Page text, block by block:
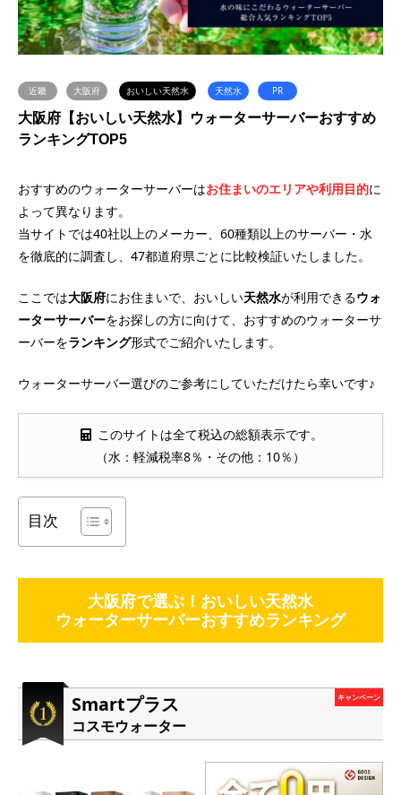
近畿 大阪府 おいしい天然水 天然水 PR
大阪府【おいしい天然水】ウォーターサーバーおすすめ
ランキングTOP5
おすすめのウォーターサーバーはお住まいのエリアや利用目的に
よって異なります。
当サイトでは40社以上のメーカー、60種類以上のサーバー・水
を徹底的に調査し、47都道府県ごとに比較検証いたしました。
ここでは大阪府にお住まいで、おいしい天然水が利用できるウォ
ーターサーバーをお探しの方に向けて、おすすめのウォーターサ
ーバーをランキング形式でご紹介いたします。
ウォーターサーバー選びのご参考にしていただけたら幸いです♪
このサイトは全て税込の総額表示です。
（水：軽減税率8％・その他：10％）
目次
大阪府で選ぶ！おいしい天然水
ウォーターサーバーおすすめランキング
Smartプラス
コスモウォーター
キャンペーン